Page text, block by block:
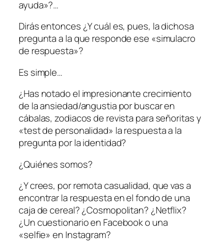
ayuda»?…
Dirás entonces ¿Y cuál es, pues, la dichosa
pregunta a la que responde ese «simulacro
de respuesta»?
Es simple…
¿Has notado el impresionante crecimiento
de la ansiedad/angustia por buscar en
cábalas, zodiacos de revista para señoritas y
«test de personalidad» la respuesta a la
pregunta por la identidad?
¿Quiénes somos?
¿Y crees, por remota casualidad, que vas a
encontrar la respuesta en el fondo de una
caja de cereal? ¿Cosmopolitan? ¿Netflix?
¿Un cuestionario en Facebook o una
«selfie» en Instagram?